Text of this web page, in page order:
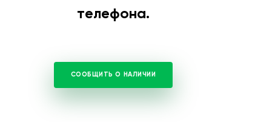
телефона.
СООБЩИТЬ О НАЛИЧИИ